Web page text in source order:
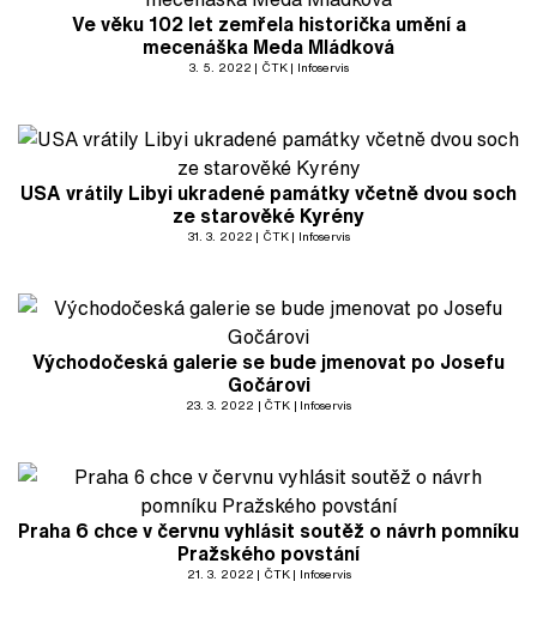
Ve věku 102 let zemřela historička umění a
mecenáška Meda Mládková
3. 5. 2022 ČTK Infoservis
USA vrátily Libyi ukradené památky včetně dvou soch
ze starověké Kyrény
31. 3. 2022 ČTK Infoservis
Východočeská galerie se bude jmenovat po Josefu
Gočárovi
23. 3. 2022 ČTK Infoservis
Praha 6 chce v červnu vyhlásit soutěž o návrh pomníku
Pražského povstání
21. 3. 2022 ČTK Infoservis